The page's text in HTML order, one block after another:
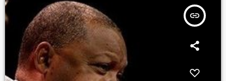
insert_link